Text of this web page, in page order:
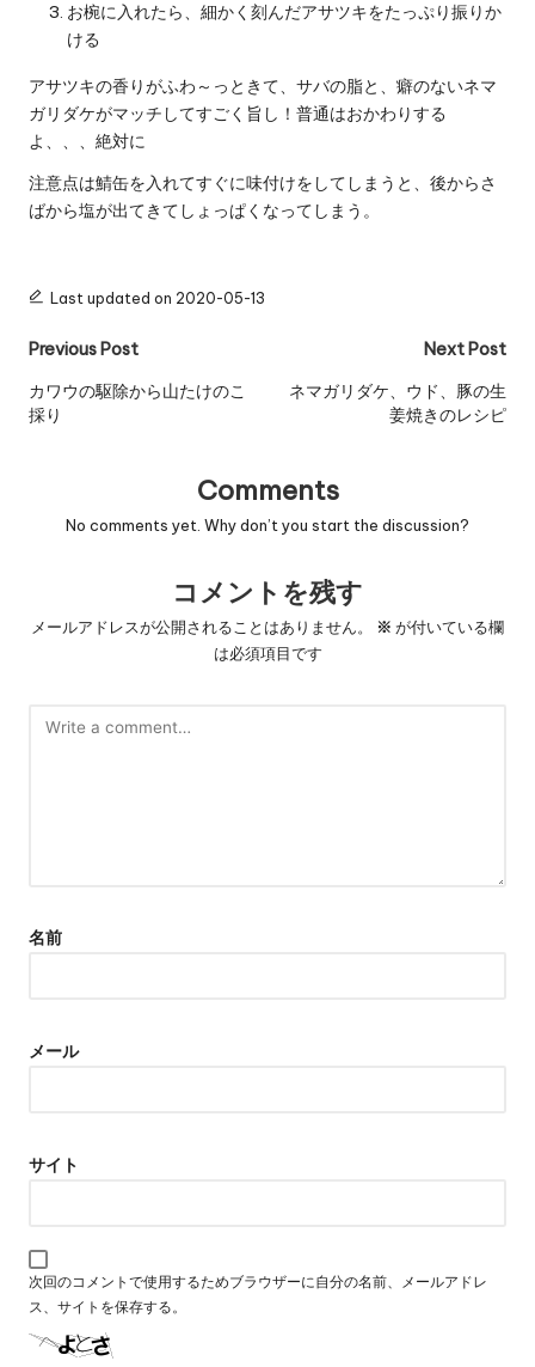
お椀に入れたら、細かく刻んだアサツキをたっぷり振りか
ける
アサツキの香りがふわ～っときて、サバの脂と、癖のないネマ
ガリダケがマッチしてすごく旨し！普通はおかわりする
よ、、、絶対に
注意点は鯖缶を入れてすぐに味付けをしてしまうと、後からさ
ばから塩が出てきてしょっぱくなってしまう。
Last updated on 2020-05-13
Post
navigation
Previous Post
カワウの駆除から山たけのこ
採り
Next Post
ネマガリダケ、ウド、豚の生
姜焼きのレシピ
Comments
No comments yet. Why don’t you start the discussion?
コメントを残す
メールアドレスが公開されることはありません。 ※ が付いている欄
は必須項目です
名前
メール
サイト
次回のコメントで使用するためブラウザーに自分の名前、メールアドレ
ス、サイトを保存する。